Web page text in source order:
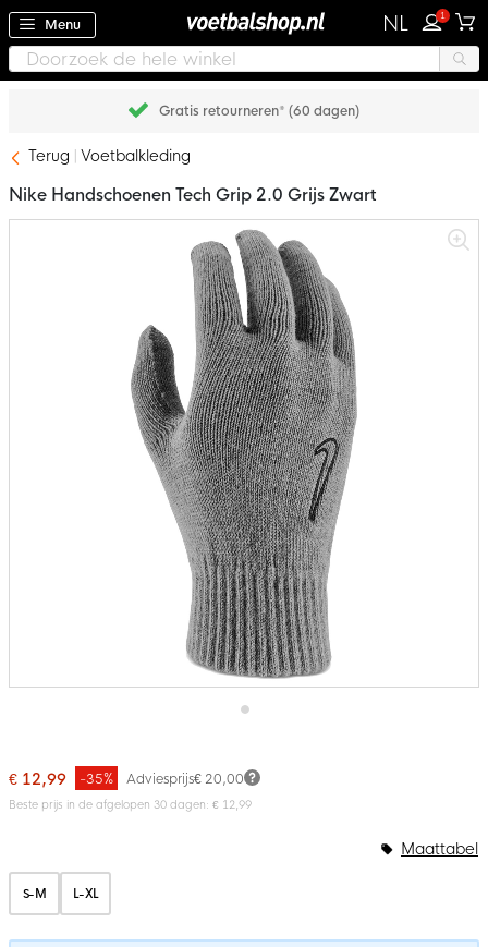
Menu NL 1
Gratis retourneren* (60 dagen)
Terug Voetbalkleding
begin
van
Nike Handschoenen Tech Grip 2.0 Grijs Zwart
€ 12,99 Adviesprijs€ 20,00
-35%
Beste prijs in de afgelopen 30 dagen: € 12,99
S-M L-XL
Maattabel